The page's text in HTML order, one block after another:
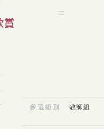
:::
參選組別
教師組